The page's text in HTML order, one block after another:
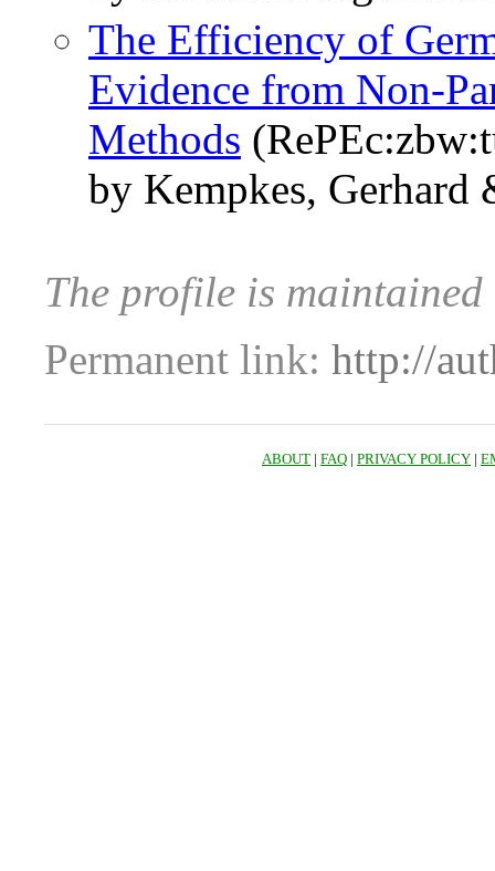
The Efficiency of
Evidence from Non-
Methods
by Kempkes, Gerhard
The profile is
Permanent link: http://
ABOUT | FAQ | PRIVACY POLICY |